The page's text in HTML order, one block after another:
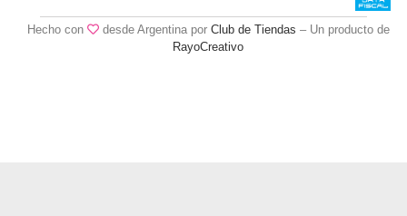
Hecho con desde Argentina por Club de Tiendas – Un producto de
RayoCreativo